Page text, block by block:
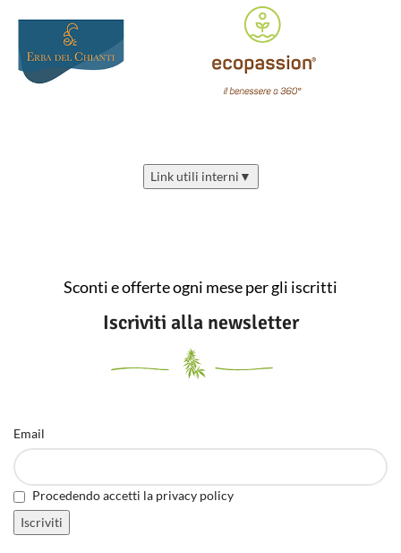
Link utili interni ▼
Sconti e offerte ogni mese per gli iscritti
Iscriviti alla newsletter
Email
Procedendo accetti la privacy policy